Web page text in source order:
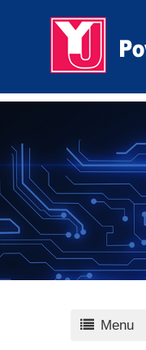
Menu